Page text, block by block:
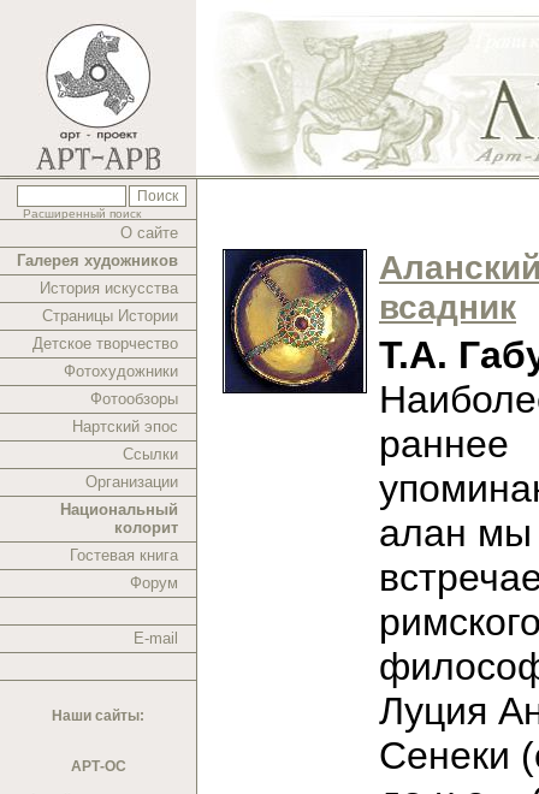
Расширенный поиск
О сайте
Галерея художников
История искусства
Страницы Истории
Детское творчество
Фотохудожники
Фотообзоры
Нартский эпос
Ссылки
Организации
Национальный
колорит
Гостевая книга
Форум
E-mail
Наши сайты:
АРТ-ОС
всадник
Т.А.
раннее
алан мы
Луция
Сенеки